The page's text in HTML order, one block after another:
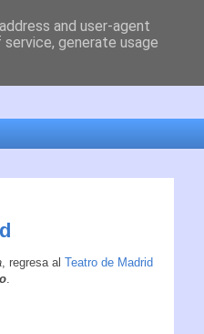
, regresa al Teatro de Madrid
and user-agent
generate usage